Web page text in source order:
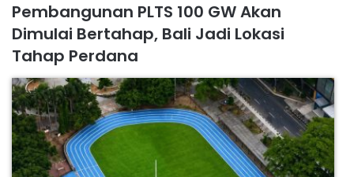
Pembangunan PLTS 100 GW Akan
Dimulai Bertahap, Bali Jadi Lokasi
Tahap Perdana